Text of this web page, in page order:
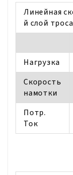
Линейная
й слой
Нагрузка
Скорость
намотки
Потр.
Ток